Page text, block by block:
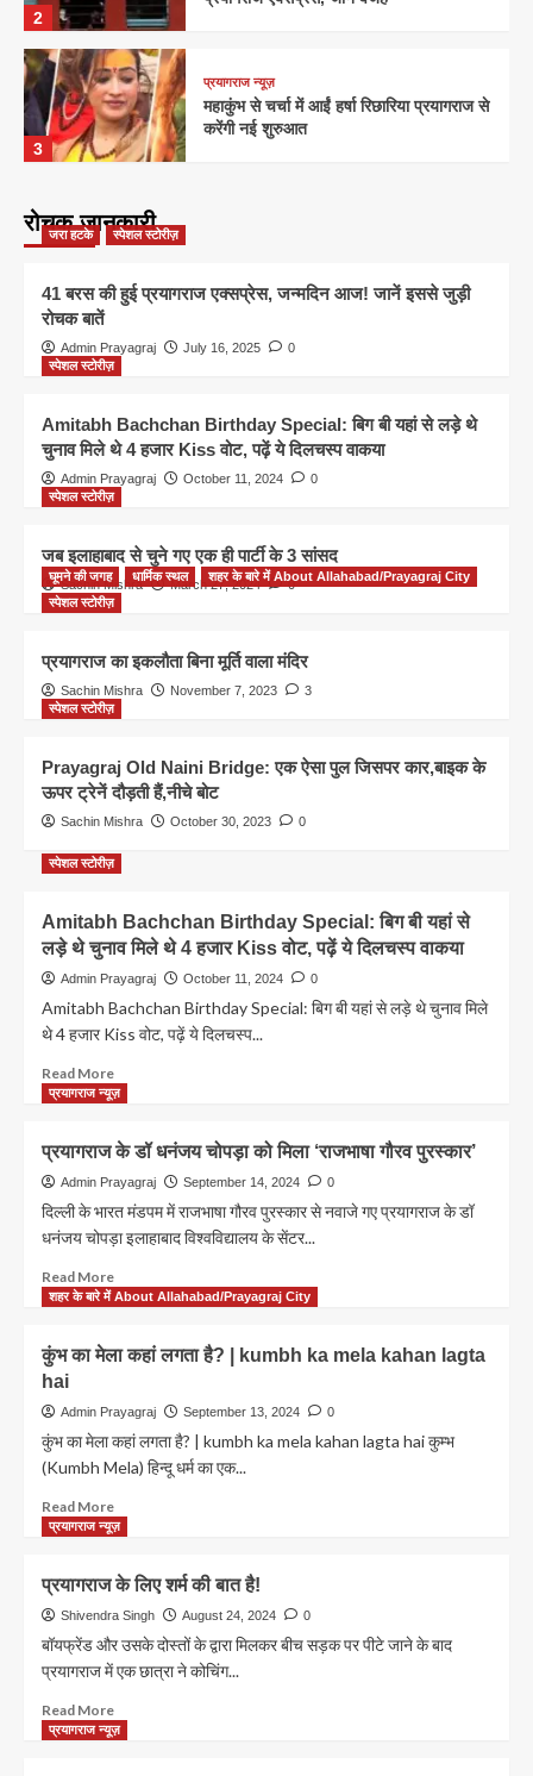
2
3
प्रयागराज न्यूज़
महाकुंभ से चर्चा में आईं हर्षा रिछारिया प्रयागराज से
करेंगी नई शुरुआत
प्रयागराज जंक्शन पर यात्रियों की भारी
प्रयागराज न्यूज़
प्रयागराज एक्सप्रेस, जानें वजह
महाकुंभ से चर्चा में आईं हर्षा रिछारिया प्रयागराज से
करेंगी नई शुरुआत
4
बसावट पूरी करने में जुटा प्रशासन
प्रयागराज न्यूज़
प्रयागराज जंक्शन पर यात्रियों की भारी
भीड़! प्रयागराज एक्सप्रेस में खिड़की तोड़कर घुसे
रोचक जानकारी
जरा हटके स्पेशल स्टोरीज़
41 बरस की हुई प्रयागराज एक्सप्रेस, जन्मदिन आज! जानें इससे जुड़ी
रोचक बातें
Admin Prayagraj July 16, 2025
0
स्पेशल स्टोरीज़
Amitabh Bachchan Birthday Special: बिग बी यहां से लड़े थे
चुनाव मिले थे 4 हजार Kiss वोट, पढ़ें ये दिलचस्प वाकया
Admin Prayagraj October 11, 2024
0
स्पेशल स्टोरीज़
जब इलाहाबाद से चुने गए एक ही पार्टी के 3 सांसद
Sachin Mishra March 27, 2024 0
घूमने की जगह धार्मिक स्थल
शहर के बारे में About Allahabad/Prayagraj City
स्पेशल स्टोरीज़
प्रयागराज का इकलौता बिना मूर्ति वाला मंदिर
Sachin Mishra November 7, 2023
3
स्पेशल स्टोरीज़
Prayagraj Old Naini Bridge: एक ऐसा पुल जिसपर कार,बाइक के
ऊपर ट्रेनें दौड़ती हैं,नीचे बोट
Sachin Mishra October 30, 2023 0
स्पेशल स्टोरीज़
Amitabh Bachchan Birthday Special: बिग बी यहां से
लड़े थे चुनाव मिले थे 4 हजार Kiss वोट, पढ़ें ये दिलचस्प वाकया
Admin Prayagraj October 11, 2024 0
Amitabh Bachchan Birthday Special: बिग बी यहां से लड़े थे चुनाव मिले
थे 4 हजार Kiss वोट, पढ़ें ये दिलचस्प...
Read MoreRead
more
Amitabh
Bachchan
Birthday
Special:
बी
यहां
से
चुनाव
थे
हजार
Kiss
पढ़ें
वाकया
प्रयागराज न्यूज़
प्रयागराज के डॉ धनंजय चोपड़ा को मिला ‘राजभाषा गौरव पुरस्कार’
Admin Prayagraj September 14, 2024 0
दिल्ली के भारत मंडपम में राजभाषा गौरव पुरस्कार से नवाजे गए प्रयागराज के डॉ
धनंजय चोपड़ा इलाहाबाद विश्वविद्यालय के सेंटर...
Read MoreRead
more
के
धनंजय
चोपड़ा
को
मिला
गौरव
शहर के बारे में About Allahabad/Prayagraj City
कुंभ का मेला कहां लगता है? | kumbh ka mela kahan lagta
hai
Admin Prayagraj September 13, 2024 0
कुंभ का मेला कहां लगता है? | kumbh ka mela kahan lagta hai कुम्भ
(Kumbh Mela) हिन्दू धर्म का एक...
Read MoreRead
more
कुंभ
का
मेला
कहां
है?
|
kumbh
प्रयागराज न्यूज़
प्रयागराज के लिए शर्म की बात है!
Shivendra Singh August 24, 2024 0
बॉयफ्रेंड और उसके दोस्तों के द्वारा मिलकर बीच सड़क पर पीटे जाने के बाद
प्रयागराज में एक छात्रा ने कोचिंग...
Read MoreRead
more
प्रयागराज न्यूज़